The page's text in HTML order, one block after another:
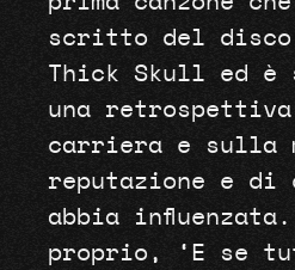
scritto del
Thick Skull ed è
una
carriera e sulla
reputazione e di
abbia influenzata.
proprio, ‘E se